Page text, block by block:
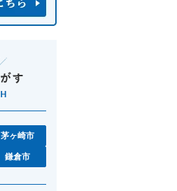
茅ヶ崎市
鎌倉市